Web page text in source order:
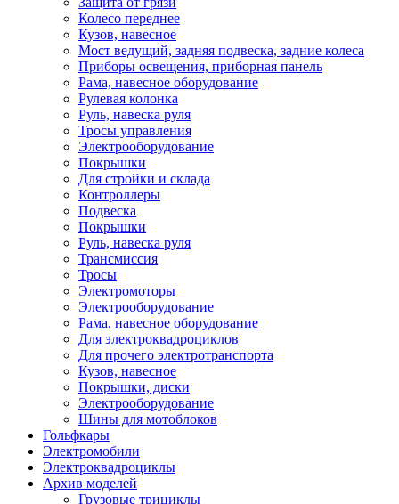
Колесо переднее
Кузов, навесное
Мост ведущий, задняя подвеска, задние колеса
Приборы освещения, приборная панель
Рама, навесное оборудование
Рулевая колонка
Руль, навеска руля
Тросы управления
Электрооборудование
Покрышки
Для стройки и склада
Контроллеры
Подвеска
Покрышки
Руль, навеска руля
Трансмиссия
Тросы
Электромоторы
Электрооборудование
Рама, навесное оборудование
Для электроквадроциклов
Для прочего электротранспорта
Кузов, навесное
Покрышки, диски
Электрооборудование
Шины для мотоблоков
Гольфкары
Электромобили
Электроквадроциклы
Архив моделей
Грузовые трициклы